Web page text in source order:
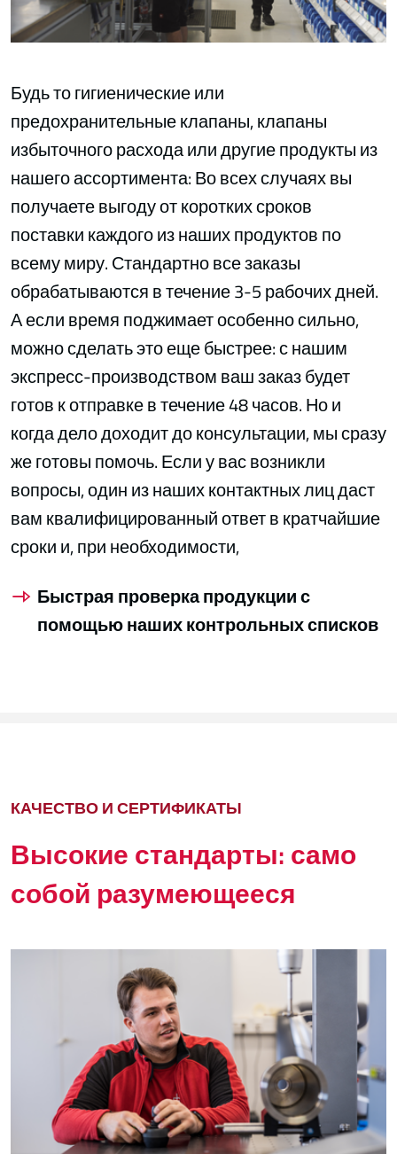
Будь то гигиенические или
предохранительные клапаны, клапаны
избыточного расхода или другие продукты из
нашего ассортимента: Во всех случаях вы
получаете выгоду от коротких сроков
поставки каждого из наших продуктов по
всему миру. Стандартно все заказы
обрабатываются в течение 3-5 рабочих дней.
А если время поджимает особенно сильно,
можно сделать это еще быстрее: с нашим
экспресс-производством ваш заказ будет
готов к отправке в течение 48 часов. Но и
когда дело доходит до консультации, мы сразу
же готовы помочь. Если у вас возникли
вопросы, один из наших контактных лиц даст
вам квалифицированный ответ в кратчайшие
сроки и, при необходимости,
Быстрая проверка продукции с
помощью наших контрольных списков
КАЧЕСТВО И СЕРТИФИКАТЫ
Высокие стандарты: само
собой разумеющееся